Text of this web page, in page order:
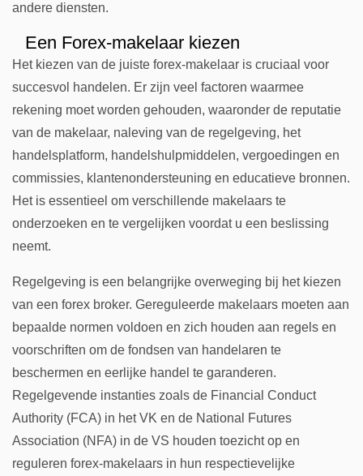
andere diensten.
Een Forex-makelaar kiezen
Het kiezen van de juiste forex-makelaar is cruciaal voor
succesvol handelen. Er zijn veel factoren waarmee
rekening moet worden gehouden, waaronder de reputatie
van de makelaar, naleving van de regelgeving, het
handelsplatform, handelshulpmiddelen, vergoedingen en
commissies, klantenondersteuning en educatieve bronnen.
Het is essentieel om verschillende makelaars te
onderzoeken en te vergelijken voordat u een beslissing
neemt.
Regelgeving is een belangrijke overweging bij het kiezen
van een forex broker. Gereguleerde makelaars moeten aan
bepaalde normen voldoen en zich houden aan regels en
voorschriften om de fondsen van handelaren te
beschermen en eerlijke handel te garanderen.
Regelgevende instanties zoals de Financial Conduct
Authority (FCA) in het VK en de National Futures
Association (NFA) in de VS houden toezicht op en
reguleren forex-makelaars in hun respectievelijke